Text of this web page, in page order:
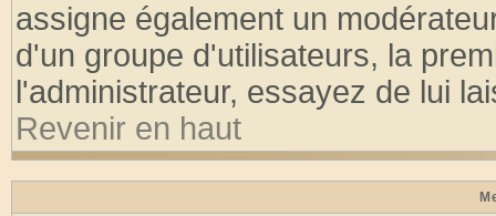
assigne également un
d'un groupe d'utilisateurs, la
l'administrateur, essayez de lui
Revenir en haut